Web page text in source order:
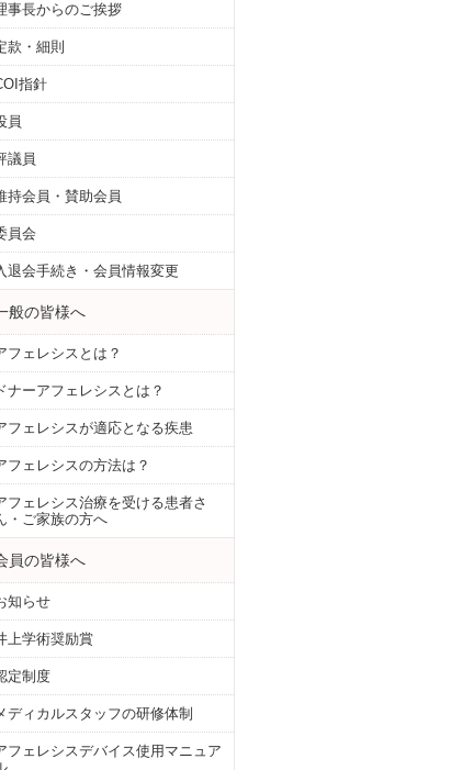
事長からのご挨拶
款・細則
指針
員
議員
持会員・賛助会員
員会
退会手続き・会員情報変更
般の皆様へ
フェレシスとは？
ナーアフェレシスとは？
フェレシスが適応となる疾患
フェレシスの方法は？
フェレシス治療を受ける患者さ
・ご家族の方へ
員の皆様へ
知らせ
上学術奨励賞
定制度
ディカルスタッフの研修体制
フェレシスデバイス使用マニュア